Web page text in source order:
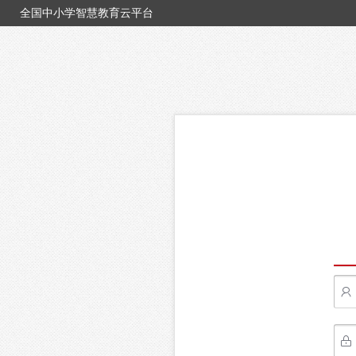
全国中小学智慧教育云平台